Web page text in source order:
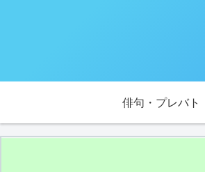
俳句・プレバト